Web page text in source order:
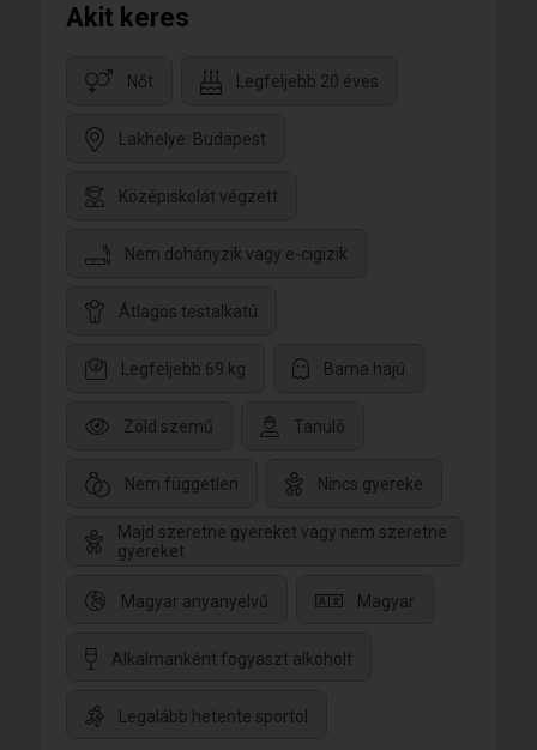
Akit keres
Nőt Legfeljebb 20 éves
Lakhelye: Budapest
Középiskolát végzett
Nem dohányzik vagy e-cigizik
Átlagos testalkatú
Legfeljebb 69 kg Barna hajú
Zöld szemű Tanuló
Nem független Nincs gyereke
Majd szeretne gyereket vagy nem szeretne
gyereket
Magyar anyanyelvű Magyar
Alkalmanként fogyaszt alkoholt
Legalább hetente sportol